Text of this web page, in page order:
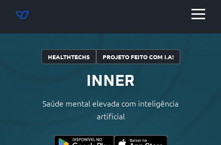
HEALTHTECHS PROJETO FEITO COM I.A!
INNER
Saúde mental elevada com inteligência
artificial